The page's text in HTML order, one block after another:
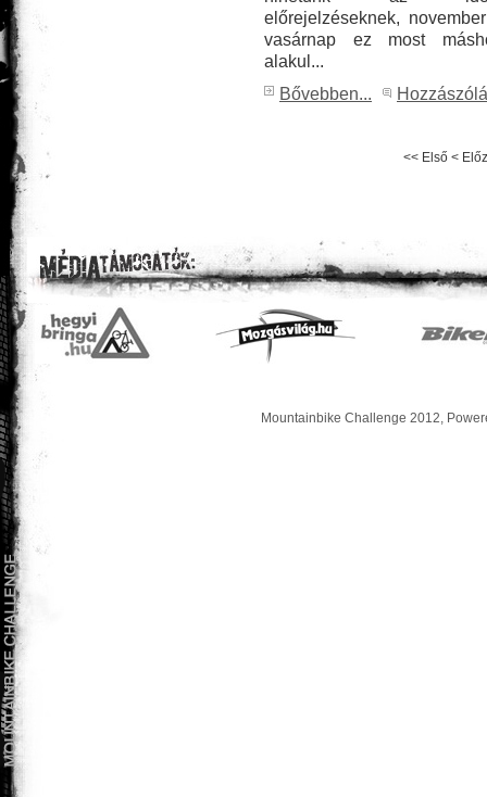
előrejelzéseknek,
vasárnap ez most
alakul...
Bővebben...
<< Első <
Mountainbike Challenge 2012,